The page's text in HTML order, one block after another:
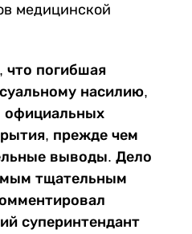
медицинской
что погибшая
насилию,
прежде чем
выводы. Дело
тщательным
суперинтендант